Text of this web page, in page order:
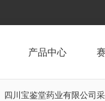
产品中心
四川宝鉴堂药业有限公司